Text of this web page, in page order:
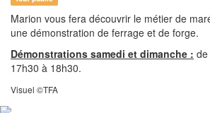
Marion vous fera découvrir le métier de
une démonstration de ferrage et de forge.
Démonstrations samedi et dimanche :
17h30 à 18h30.
Visuel ©TFA